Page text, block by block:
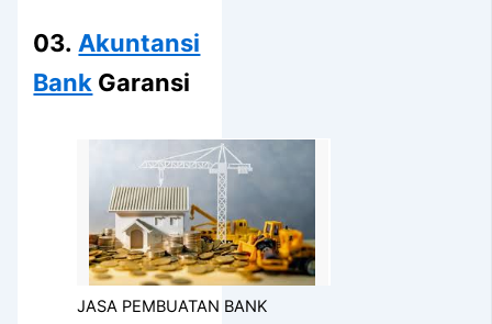
03. Akuntansi
Bank Garansi
JASA PEMBUATAN BANK